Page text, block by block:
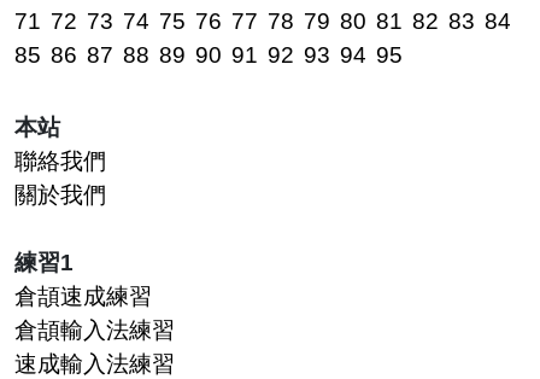
71 72 73 74 75 76 77 78 79 80 81 82 83 84
85 86 87 88 89 90 91 92 93 94 95
本站
聯絡我們
關於我們
練習1
倉頡速成練習
倉頡輸入法練習
速成輸入法練習